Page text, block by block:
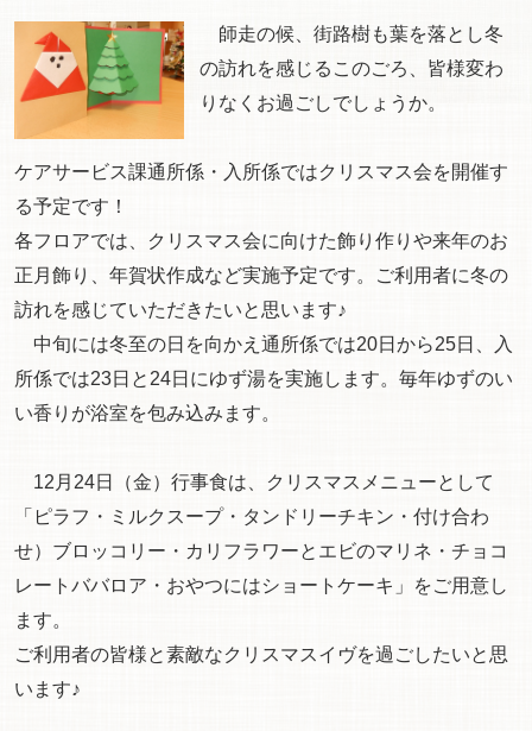
師走の候、街路樹も葉を落とし冬
の訪れを感じるこのごろ、皆様変わ
りなくお過ごしでしょうか。
ケアサービス課通所係・入所係ではクリスマス会を開催す
る予定です！
各フロアでは、クリスマス会に向けた飾り作りや来年のお
正月飾り、年賀状作成など実施予定です。ご利用者に冬の
訪れを感じていただきたいと思います♪
中旬には冬至の日を向かえ通所係では20日から25日、入
所係では23日と24日にゆず湯を実施します。毎年ゆずのい
い香りが浴室を包み込みます。
12月24日（金）行事食は、クリスマスメニューとして
「ピラフ・ミルクスープ・タンドリーチキン・付け合わ
せ）ブロッコリー・カリフラワーとエビのマリネ・チョコ
レートババロア・おやつにはショートケーキ」をご用意し
ます。
ご利用者の皆様と素敵なクリスマスイヴを過ごしたいと思
います♪